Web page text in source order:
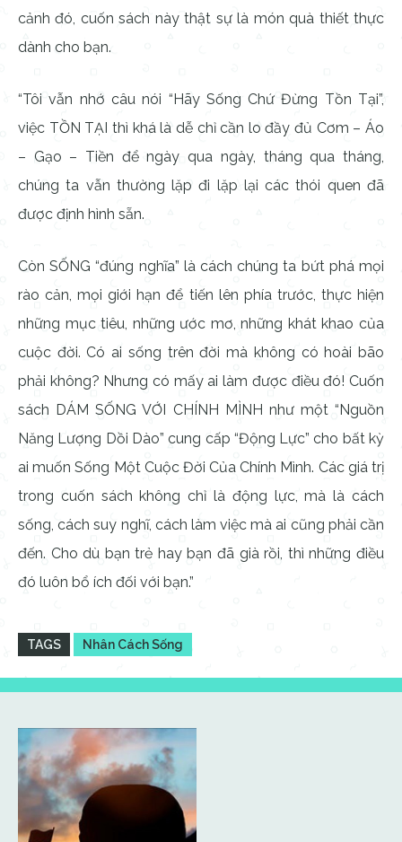
cảnh đó, cuốn sách này thật sự là món quà thiết thực
dành cho bạn.
“Tôi vẫn nhớ câu nói “Hãy Sống Chứ Đừng Tồn Tại”,
việc TỒN TẠI thì khá là dễ chỉ cần lo đầy đủ Cơm – Áo
– Gạo – Tiền để ngày qua ngày, tháng qua tháng,
chúng ta vẫn thường lặp đi lặp lại các thói quen đã
được định hình sẵn.
Còn SỐNG “đúng nghĩa” là cách chúng ta bứt phá mọi
rào cản, mọi giới hạn để tiến lên phía trước, thực hiện
những mục tiêu, những ước mơ, những khát khao của
cuộc đời. Có ai sống trên đời mà không có hoài bão
phải không? Nhưng có mấy ai làm được điều đó! Cuốn
sách DÁM SỐNG VỚI CHÍNH MÌNH như một “Nguồn
Năng Lượng Dồi Dào” cung cấp “Động Lực” cho bất kỳ
ai muốn Sống Một Cuộc Đời Của Chính Mình. Các giá trị
trong cuốn sách không chỉ là động lực, mà là cách
sống, cách suy nghĩ, cách làm việc mà ai cũng phải cần
đến. Cho dù bạn trẻ hay bạn đã già rồi, thì những điều
đó luôn bổ ích đối với bạn.”
TAGS Nhân Cách Sống